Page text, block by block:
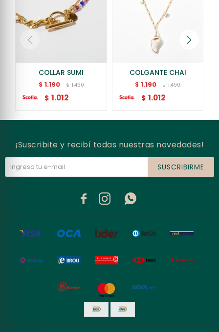
COLLAR SUMI
$ 1.190 $ 1.490
$ 1.012
COLGANTE CHAI
$ 1.190 $ 1.490
$ 1.012
¡Suscribite y recibí todas nuestras novedades!
SUSCRIBIRME
  